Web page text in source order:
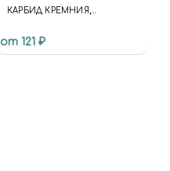
КАРБИД КРЕМНИЯ,
БЛИСТЕРЕ, 3 ШТ.
от 121 ₽